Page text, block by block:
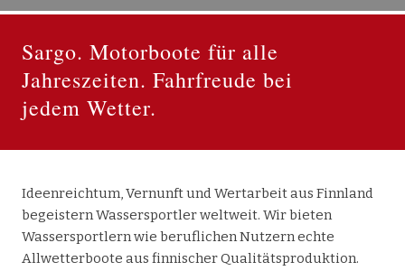
J/Boats
Makai
X Shore
Bootshandel
Gebrauchtboote
Sargo. Motorboote für alle
Jahreszeiten. Fahrfreude bei
jedem Wetter.
Ideenreichtum, Vernunft und Wertarbeit aus Finnland
begeistern Wassersportler weltweit. Wir bieten
Wassersportlern wie beruflichen Nutzern echte
Allwetterboote aus finnischer Qualitätsproduktion.